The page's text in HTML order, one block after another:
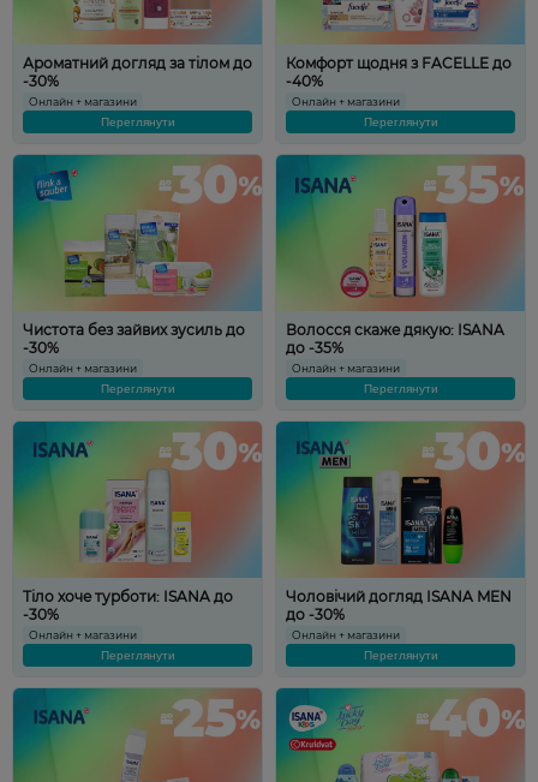
Ароматний догляд за тілом до
-30%
Онлайн + магазини
Переглянути
Комфорт щодня з FACELLE до
-40%
Онлайн + магазини
Переглянути
Чистота без зайвих зусиль до
-30%
Онлайн + магазини
Переглянути
Волосся скаже дякую: ISANA
до -35%
Онлайн + магазини
Переглянути
Тіло хоче турботи: ISANA до
-30%
Онлайн + магазини
Переглянути
Чоловічий догляд ISANA MEN
до -30%
Онлайн + магазини
Переглянути